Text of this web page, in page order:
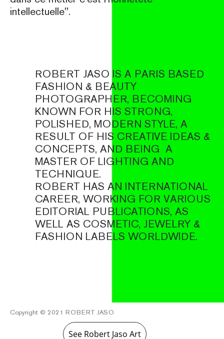
intellectuelle".
ROBERT JASO IS A PARIS BASED
FASHION & BEAUTY
PHOTOGRAPHER, BECOMING
KNOWN FOR HIS STRONG,
POLISHED, MODERN STYLE, A
RESULT OF HIS CREATIVE IDEAS &
CONCEPTS, AND BEING A
MASTER OF LIGHTING AND
TECHNIQUE.
ROBERT HAS AN INTERNATIONAL
CAREER, WORKING FOR VARIOUS
EDITORIAL PUBLICATIONS, AS
WELL AS COSMETIC, JEWELRY &
FASHION LABELS WORLDWIDE.
Copyright © 2021 ROBERT JASO
See Robert Jaso Art